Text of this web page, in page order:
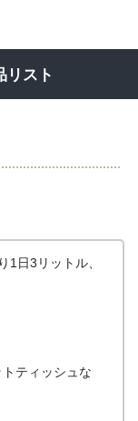
リスト
日3リットル、
ティッシュな